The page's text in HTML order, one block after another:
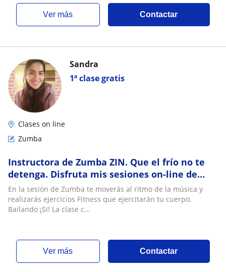
ver más Contactar
1ª clase gratis
Sandra
Clases on line
Zumba
Instructora de Zumba ZIN. Que el frío no te
detenga. Disfruta mis sesiones on-line de
Zumba y empieza el día con ¡Mucha energía!
En la sesión de Zumba te moverás al ritmo de la música y
realizarás ejercicios Fitness que ejercitarán tu cuerpo.
Bailando ¡Si! La clase c...
ver más Contactar